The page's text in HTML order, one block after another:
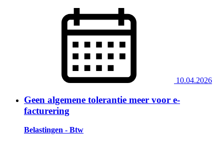
10.04.2026
Geen algemene tolerantie meer voor e-
facturering
Belastingen - Btw